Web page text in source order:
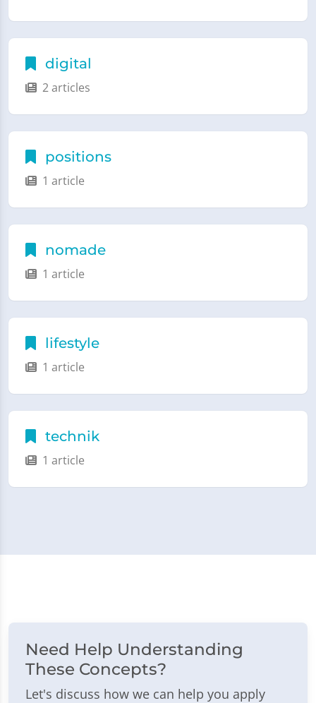
digital
2 articles
positions
1 article
nomade
1 article
lifestyle
1 article
technik
1 article
Need Help Understanding
These Concepts?
Let's discuss how we can help you apply